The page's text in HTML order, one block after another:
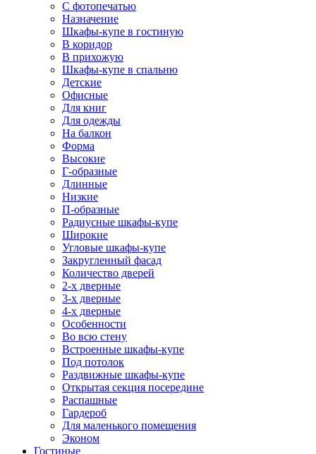
С фотопечатью
Назначение
Шкафы-купе в гостиную
В коридор
В прихожую
Шкафы-купе в спальню
Детские
Офисные
Для книг
Для одежды
На балкон
Форма
Высокие
Г-образные
Длинные
Низкие
П-образные
Радиусные шкафы-купе
Широкие
Угловые шкафы-купе
Закругленный фасад
Количество дверей
2-х дверные
3-х дверные
4-х дверные
Особенности
Во всю стену
Встроенные шкафы-купе
Под потолок
Раздвижные шкафы-купе
Открытая секция посередине
Распашные
Гардероб
Для маленького помещения
Эконом
Гостиные